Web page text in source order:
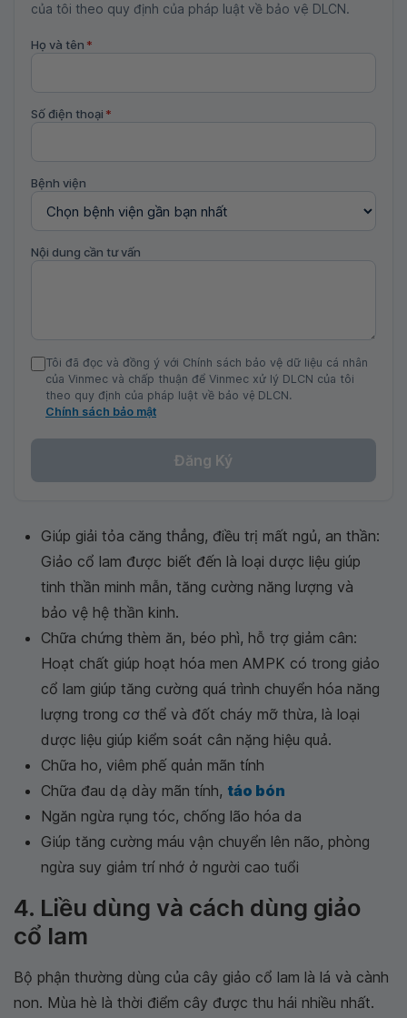
của tôi theo quy định của pháp luật về bảo vệ DLCN.
Họ và tên *
Số điện thoại *
Bệnh viện
Nội dung cần tư vấn
Tôi đã đọc và đồng ý với Chính sách bảo vệ dữ liệu cá nhân
của Vinmec và chấp thuận để Vinmec xử lý DLCN của tôi
theo quy định của pháp luật về bảo vệ DLCN.
Chính sách bảo mật
Đăng Ký
Giúp giải tỏa căng thẳng, điều trị mất ngủ, an thần:
Giảo cổ lam được biết đến là loại dược liệu giúp
tinh thần minh mẫn, tăng cường năng lượng và
bảo vệ hệ thần kinh.
Chữa chứng thèm ăn, béo phì, hỗ trợ giảm cân:
Hoạt chất giúp hoạt hóa men AMPK có trong giảo
cổ lam giúp tăng cường quá trình chuyển hóa năng
lượng trong cơ thể và đốt cháy mỡ thừa, là loại
dược liệu giúp kiểm soát cân nặng hiệu quả.
Chữa ho, viêm phế quản mãn tính
Chữa đau dạ dày mãn tính, táo bón
Ngăn ngừa rụng tóc, chống lão hóa da
Giúp tăng cường máu vận chuyển lên não, phòng
ngừa suy giảm trí nhớ ở người cao tuổi
4. Liều dùng và cách dùng giảo
cổ lam
Bộ phận thường dùng của cây giảo cổ lam là lá và cành
non. Mùa hè là thời điểm cây được thu hái nhiều nhất.